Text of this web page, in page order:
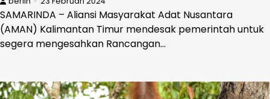
SAMARINDA – Aliansi Masyarakat Adat Nusantara
(AMAN) Kalimantan Timur mendesak pemerintah untuk
segera mengesahkan Rancangan…